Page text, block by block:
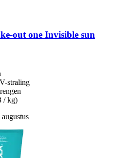
​out one Invisible sun
straling
/ kg)